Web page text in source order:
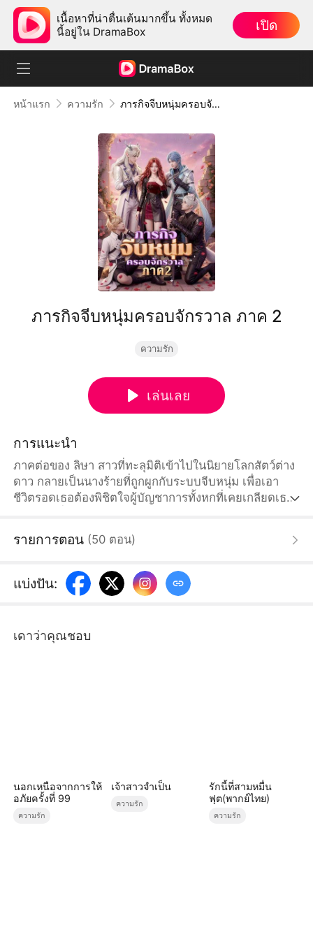
เนื้อหาที่น่าตื่นเต้นมากขึ้น ทั้งหมด
นี้อยู่ใน DramaBox
เปิด
หน้าแรก ความรัก ภารกิจจีบหนุ่มครอบจักรวาล ภาค 2
ภารกิจจีบหนุ่มครอบจักรวาล ภาค 2
ความรัก
เล่นเลย
การแนะนำ
ภาคต่อของ ลิษา สาวที่ทะลุมิติเข้าไปในนิยายโลกสัตว์ต่าง
ดาว กลายเป็นนางร้ายที่ถูกผูกกับระบบจีบหนุ่ม เพื่อเอา
ชีวิตรอดเธอต้องพิชิตใจผู้บัญชาการทั้งหกที่เคยเกลียดเธอ
ไปไหน
รายการตอน (50 ตอน)
แบ่งปัน:
เดาว่าคุณชอบ
นอกเหนือจากการให้
อภัยครั้งที่ 99
ความรัก
เจ้าสาวจำเป็น
ความรัก
รักนี้ที่สามหมื่น
ฟุต(พากย์ไทย)
ความรัก